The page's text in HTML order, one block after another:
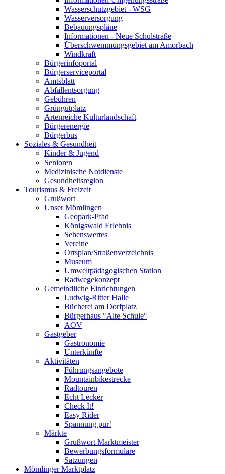
Wasserschutzgebiet - WSG
Wasserversorgung
Bebauungspläne
Informationen - Neue Schulstraße
Überschwemmungsgebiet am Amorbach
Windkraft
Bürgerinfoportal
Bürgerserviceportal
Amtsblatt
Abfallentsorgung
Gebühren
Grüngutplatz
Artenreiche Kulturlandschaft
Bürgerenergie
Bürgerbus
Soziales & Gesundheit
Kinder & Jugend
Senioren
Medizinische Notdienste
Gesundheitsregion
Tourismus & Freizeit
Grußwort
Unser Mömlingen
Geopark-Pfad
Königswald Erlebnis
Sehenswertes
Vereine
Ortsplan/Straßenverzeichnis
Museum
Umweltpädagogischen Station
Radwegekonzept
Gemeindliche Einrichtungen
Ludwig-Ritter Halle
Bücherei am Dorfplatz
Bürgerhaus "Alte Schule"
AOV
Gastgeber
Gastronomie
Unterkünfte
Aktivitäten
Führungsangebote
Mountainbikestrecke
Radtouren
Echt Lecker
Check It!
Easy Rider
Spannung pur!
Märkte
Grußwort Marktmeister
Bewerbungsformulare
Satzungen
Mömlinger Marktplatz